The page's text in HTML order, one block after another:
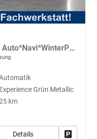
Silver Android 1.5 T-GDi, DCT Auto*Navi*WinterPak*Kamera*Klima*PDC hinten
Experience Grün Metallic
km
Details